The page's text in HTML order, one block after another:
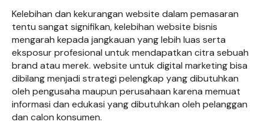
Kelebihan dan kekurangan website dalam pemasaran
tentu sangat signifikan, kelebihan website bisnis
mengarah kepada jangkauan yang lebih luas serta
eksposur profesional untuk mendapatkan citra sebuah
brand atau merek. website untuk digital marketing bisa
dibilang menjadi strategi pelengkap yang dibutuhkan
oleh pengusaha maupun perusahaan karena memuat
informasi dan edukasi yang dibutuhkan oleh pelanggan
dan calon konsumen.